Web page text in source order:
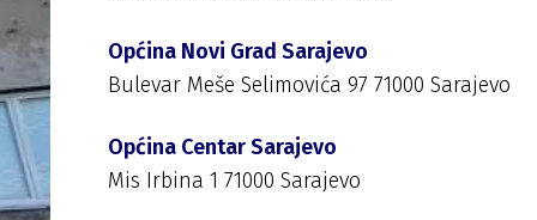
Općina Novi Grad Sarajevo
Bulevar Meše Selimovića 97 71000 Sarajevo
Općina Centar Sarajevo
Mis Irbina 1 71000 Sarajevo